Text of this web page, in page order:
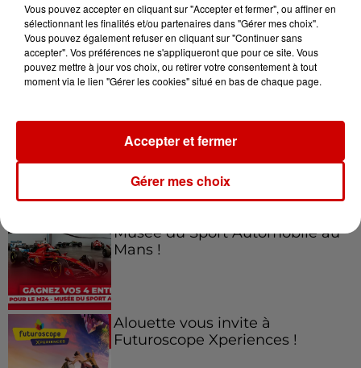
Jeux Voir plus
Festival du Roi Arthur 2026 !
Musée du Sport Automobile au
Mans !
Alouette vous invite à
Futuroscope Xperiences !
Vous pouvez accepter en cliquant sur "Accepter et fermer", ou affiner en
sélectionnant les finalités et/ou partenaires dans "Gérer mes choix".
Vous pouvez également refuser en cliquant sur "Continuer sans
accepter". Vos préférences ne s'appliqueront que pour ce site. Vous
pouvez mettre à jour vos choix, ou retirer votre consentement à tout
moment via le lien "Gérer les cookies" situé en bas de chaque page.
Gérer mes choix
Accepter et fermer